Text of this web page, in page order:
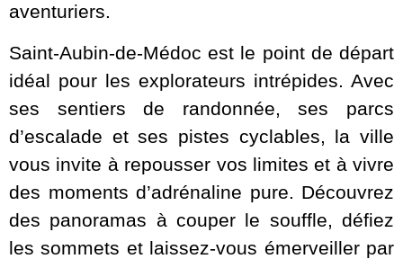
aventuriers.
Saint-Aubin-de-Médoc est le point de départ
idéal pour les explorateurs intrépides. Avec
ses sentiers de randonnée, ses parcs
d’escalade et ses pistes cyclables, la ville
vous invite à repousser vos limites et à vivre
des moments d’adrénaline pure. Découvrez
des panoramas à couper le souffle, défiez
les sommets et laissez-vous émerveiller par